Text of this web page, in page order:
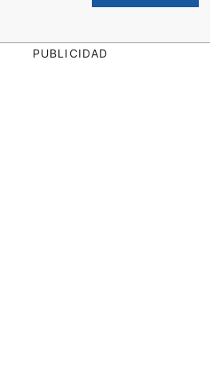
PUBLICIDAD